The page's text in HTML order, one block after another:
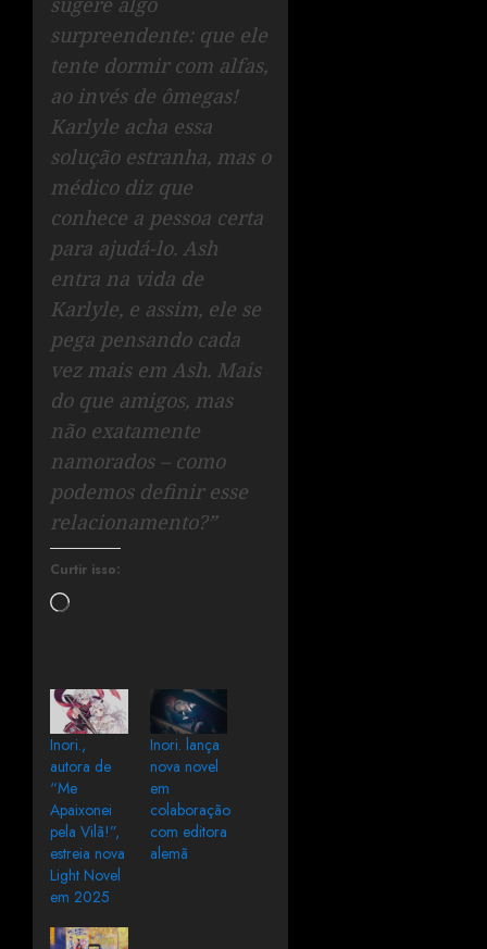
surpreendente: que ele
tente dormir com alfas,
ao invés de ômegas!
Karlyle acha essa
solução estranha, mas o
médico diz que
conhece a pessoa certa
para ajudá-lo. Ash
entra na vida de
Karlyle, e assim, ele se
pega pensando cada
vez mais em Ash. Mais
do que amigos, mas
não exatamente
namorados – como
podemos definir esse
relacionamento?”
Curtir isso:
Inori.,
autora de
“Me
Apaixonei
pela Vilã!”,
estreia nova
Light Novel
em 2025
Inori. lança
nova novel
em
colaboração
com editora
alemã